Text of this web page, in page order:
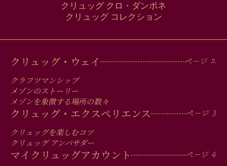
クリュッグ クロ・ダンボネ
クリュッグ コレクション
MAIN
MEN
IN
FOOTER
クリュッグ・ウェイ
クラフツマンシップ
メゾンのストーリー
メゾンを象徴する場所の数々
クリュッグ・エクスペリエンス
クリュッグを楽しむコツ
クリュッグ アンバサダー
マイクリュッグアカウント